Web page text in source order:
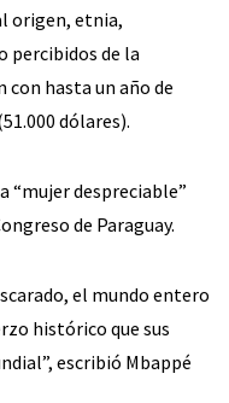
origen, etnia,
percibidos de la
con hasta un año de
dólares).
“mujer despreciable”
de Paraguay.
el mundo entero
histórico que sus
escribió Mbappé